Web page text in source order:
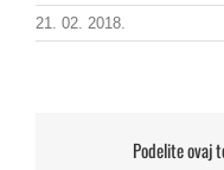
21. 02. 2018.
Podelite ovaj